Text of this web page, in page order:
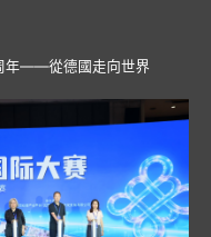
年——從德國走向世界